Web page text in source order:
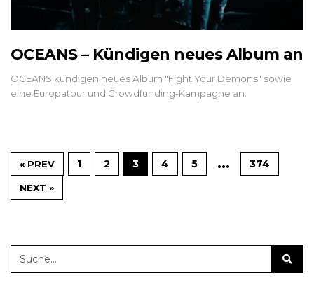
OCEANS – Kündigen neues Album an
OCEANS kündigen neues Album "Fight Your Demons" sowie
eine Europatour und Crowdfunding-Kampagne an.
« PREV 1 2 3 4 5 … 374
NEXT »